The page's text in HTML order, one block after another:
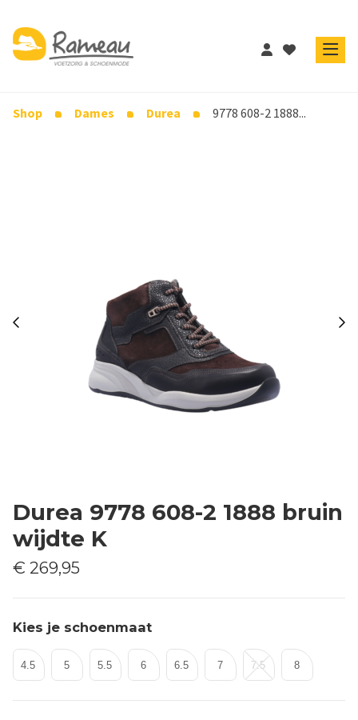
Shop Dames Durea 9778 608-2 1888...
Durea 9778 608-2 1888 bruin
wijdte K
€ 269,95
Kies je schoenmaat
4.5 5 5.5 6 6.5 7 7.5 8